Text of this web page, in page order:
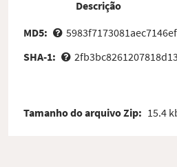
Descrição
MD5:
SHA-1:
Tamanho do arquivo Zip: 15.4